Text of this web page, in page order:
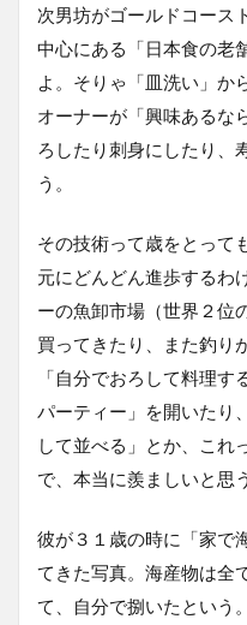
次男坊がゴールドコース
中心にある「日本食の老
よ。そりゃ「皿洗い」か
オーナーが「興味あるな
ろしたり刺身にしたり、
う。
その技術って歳をとって
元にどんどん進歩するわ
ーの魚卸市場（世界２位
買ってきたり、また釣り
「自分でおろして料理
パーティー」を開いたり
して並べる」とか、これ
で、本当に羨ましいと思
彼が３１歳の時に「家で
てきた写真。海産物は全
て、自分で捌いたという。